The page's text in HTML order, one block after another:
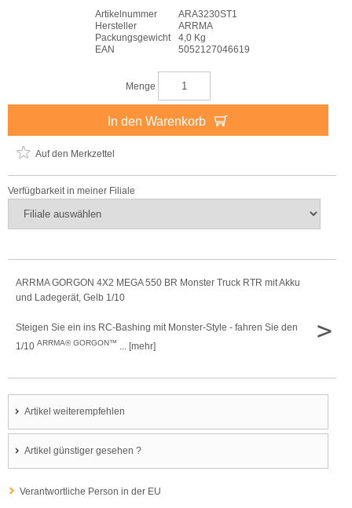
Artikelnummer
ARA3230ST1
Hersteller
ARRMA
Packungsgewicht
4,0 Kg
EAN
5052127046619
Menge
In den Warenkorb
Auf den Merkzettel
Verfügbarkeit in meiner Filiale
ARRMA GORGON 4X2 MEGA 550 BR Monster Truck RTR mit Akku
und Ladegerät, Gelb 1/10
Steigen Sie ein ins RC-Bashing mit Monster-Style - fahren Sie den
1/10 ARRMA® GORGON™ ... [mehr]
>
Artikel weiterempfehlen
Artikel günstiger gesehen ?
Verantwortliche Person in der EU